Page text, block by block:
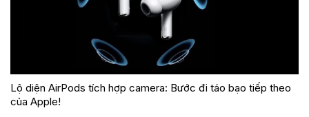
Lộ diện AirPods tích hợp camera: Bước đi táo bạo tiếp theo
của Apple!